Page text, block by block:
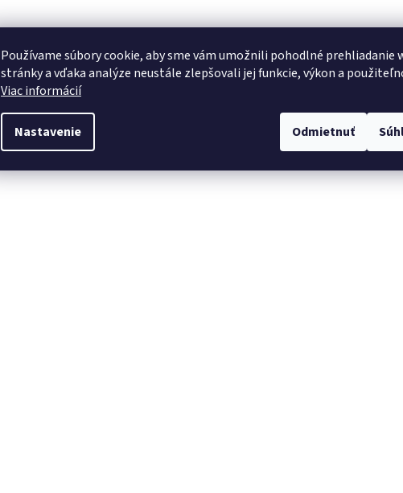
Používame súbory cookie, aby sme vám umožnili pohodlné prehliadanie
stránky a vďaka analýze neustále zlepšovali jej funkcie, výkon a
Viac informácií
Nastavenie Odmietnuť